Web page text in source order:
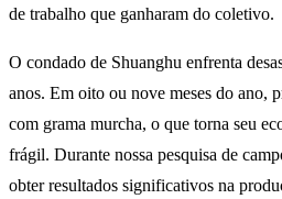
de trabalho que ganharam do coletivo.
O condado de Shuanghu enfrenta
anos. Em oito ou nove meses do ano,
com grama murcha, o que torna seu
frágil. Durante nossa pesquisa de
obter resultados significativos na